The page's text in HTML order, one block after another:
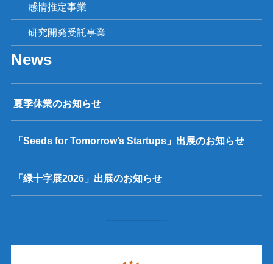
感情推定事業
研究開発受託事業
News
夏季休業のお知らせ
「Seeds for Tomorrow’s Startups」出展のお知らせ
「緑十字展2026」出展のお知らせ